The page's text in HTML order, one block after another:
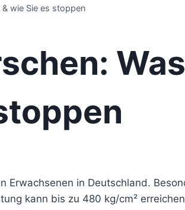
wie Sie es stoppen
in Deutschland.
kann bis zu 480 kg/cm²